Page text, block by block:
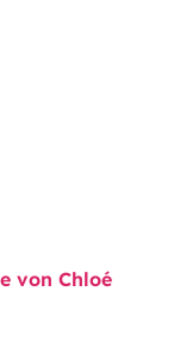
von Chloé